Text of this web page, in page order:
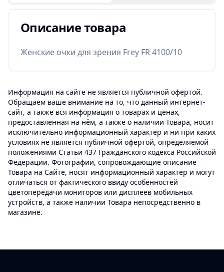
Описание товара
Женские очки для зрения Frey FR 4100/10
Информация на сайте не является публичной офертой.
Обращаем ваше внимание на то, что данный интернет-
сайт, а также вся информация о товарах и ценах,
предоставленная на нём, а также о наличии Товара, носит
исключительно информационный характер и ни при каких
условиях не является публичной офертой, определяемой
положениями Статьи 437 Гражданского кодекса Российской
Федерации. Фотографии, сопровождающие описание
Товара на Сайте, носят информационный характер и могут
отличаться от фактического ввиду особенностей
цветопередачи мониторов или дисплеев мобильных
устройств, а также наличии Товара непосредственно в
магазине.